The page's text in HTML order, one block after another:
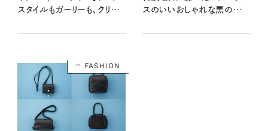
スタイルもガーリーも、クリー
力！
スのいいおしゃれな黒の着こ
FASHION